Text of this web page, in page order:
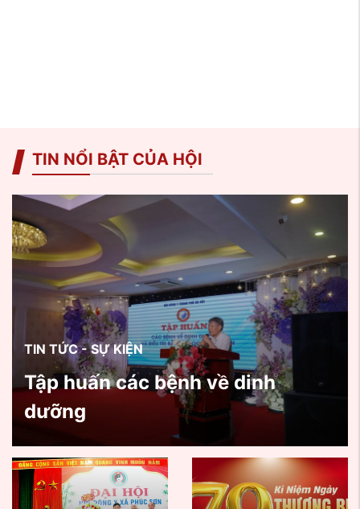
TIN NỔI BẬT CỦA HỘI
TIN TỨC - SỰ KIỆN
Tập huấn các bệnh về dinh
dưỡng